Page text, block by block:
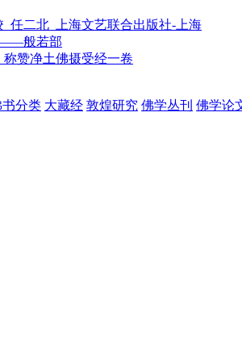
任二北_上海文艺联合出版社-上海
——般若部
称赞净土佛摄受经一卷
书分类 大藏经 敦煌研究 佛学丛刊 佛学论